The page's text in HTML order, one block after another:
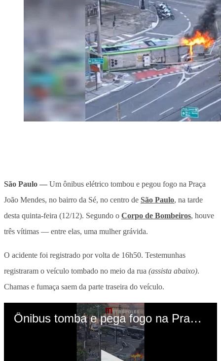
São Paulo — Um ônibus elétrico tombou e pegou fogo na Praça
João Mendes, no bairro da Sé, no centro de São Paulo, na tarde
desta quinta-feira (12/12). Segundo o Corpo de Bombeiros, houve
três vítimas — entre elas, uma mulher grávida.
O acidente foi registrado por volta de 16h50. Testemunhas
registraram o veículo tombado no meio da rua (assista abaixo).
Chamas e fumaça saem da parte traseira do veículo.